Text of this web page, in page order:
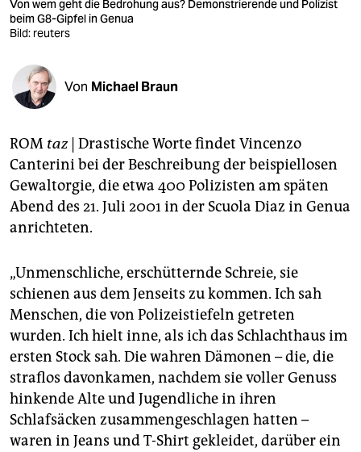
shop
fragen & hilfe
unterstützen
genossenschaft
epaper login
Von wem geht die Bedrohung aus? Demonstrierende und Polizist
beim G8-Gipfel in Genua
Bild: reuters
Von Michael Braun
ROM taz| Drastische Worte findet Vincenzo
Canterini bei der Beschreibung der beispiellosen
Gewaltorgie, die etwa 400 Polizisten am späten
Abend des 21. Juli 2001 in der Scuola Diaz in Genua
anrichteten.
„Unmenschliche, erschütternde Schreie, sie
schienen aus dem Jenseits zu kommen. Ich sah
Menschen, die von Polizeistiefeln getreten
wurden. Ich hielt inne, als ich das Schlachthaus im
ersten Stock sah. Die wahren Dämonen – die, die
straflos davonkamen, nachdem sie voller Genuss
hinkende Alte und Jugendliche in ihren
Schlafsäcken zusammengeschlagen hatten –
waren in Jeans und T-Shirt gekleidet, darüber ein